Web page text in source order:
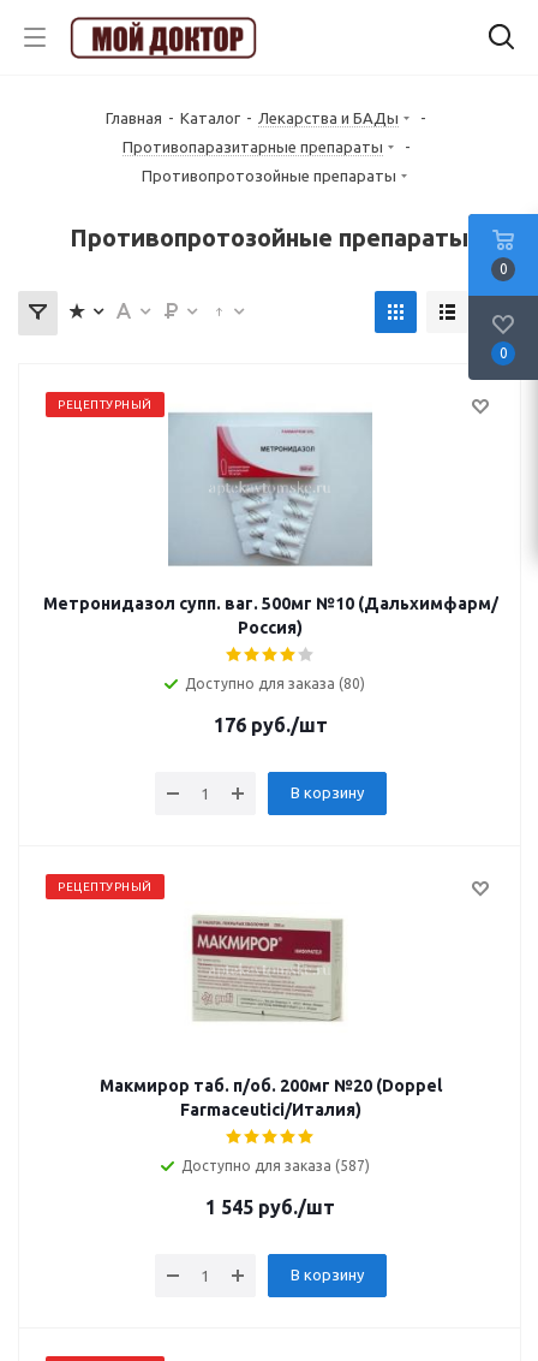
Главная - Каталог - Лекарства и БАДы
-
Противопаразитарные препараты
-
Противопротозойные препараты
Противопротозойные препараты
РЕЦЕПТУРНЫЙ
Метронидазол супп. ваг. 500мг №10 (Дальхимфарм/
Россия)
Доступно для заказа (80)
176руб./шт
В корзину
РЕЦЕПТУРНЫЙ
Макмирор таб. п/об. 200мг №20 (Doppel
Farmaceutici/Италия)
Доступно для заказа (587)
1 545 руб./шт
В корзину
0
0